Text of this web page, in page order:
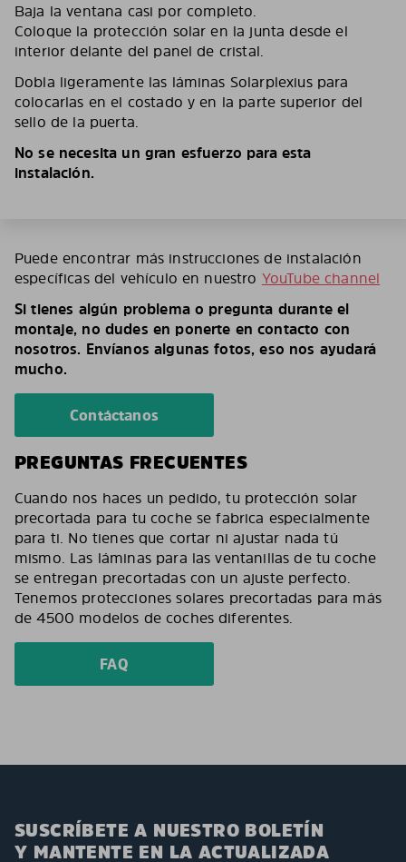
Baja la ventana casi por completo.
Coloque la protección solar en la junta desde el
interior delante del panel de cristal.
Dobla ligeramente las láminas Solarplexius para
colocarlas en el costado y en la parte superior del
sello de la puerta.
No se necesita un gran esfuerzo para esta
instalación.
Puede encontrar más instrucciones de instalación
específicas del vehículo en nuestro YouTube channel
Si tienes algún problema o pregunta durante el
montaje, no dudes en ponerte en contacto con
nosotros. Envíanos algunas fotos, eso nos ayudará
mucho.
Contáctanos
PREGUNTAS FRECUENTES
Cuando nos haces un pedido, tu protección solar
precortada para tu coche se fabrica especialmente
para ti. No tienes que cortar ni ajustar nada tú
mismo. Las láminas para las ventanillas de tu coche
se entregan precortadas con un ajuste perfecto.
Tenemos protecciones solares precortadas para más
de 4500 modelos de coches diferentes.
FAQ
SUSCRÍBETE A NUESTRO BOLETÍN
Y MANTENTE EN LA ACTUALIZADA